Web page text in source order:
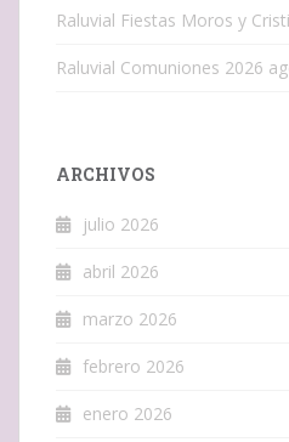
Raluvial Fiestas Moros y
Raluvial Comuniones 2026
ARCHIVOS
julio 2026
abril 2026
marzo 2026
febrero 2026
enero 2026